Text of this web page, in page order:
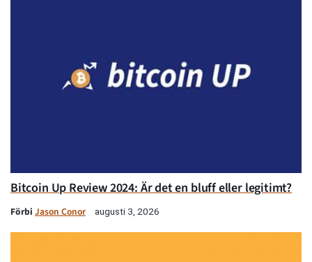
Bitcoin Up Review 2024: Är det en bluff eller legitimt?
Förbi Jason Conor augusti 3, 2026